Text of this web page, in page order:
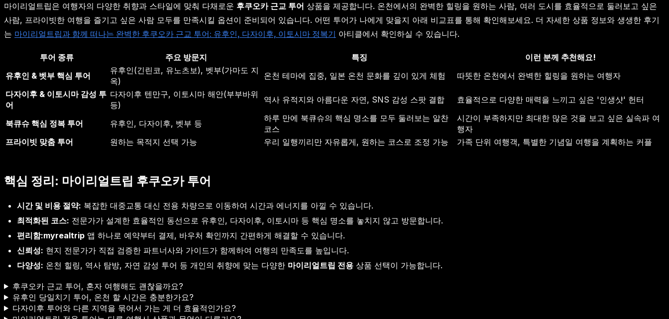
마이리얼트립은 여행자의 다양한 취향과 스타일에 맞춰 다채로운 후쿠오카 근교 투어 상품을 제공합니다. 온천에서의 완벽한 힐링을 원하는 사람, 여러 도시를 효율적으로 둘러보고 싶은
사람, 프라이빗한 여행을 즐기고 싶은 사람 모두를 만족시킬 옵션이 준비되어 있습니다. 어떤 투어가 나에게 맞을지 아래 비교표를 통해 확인해보세요. 더 자세한 상품 정보와 생생한 후기
는 마이리얼트립과 함께 떠나는 완벽한 후쿠오카 근교 투어: 유후인, 다자이후, 이토시마 정복기 아티클에서 확인하실 수 있습니다.
투어 종류 주요 방문지 특징
이런 분께 추천해요!
유후인 & 벳부 핵심 투어
유후인(긴린코, 유노츠보), 벳부(가마도 지
옥)
온천 테마에 집중, 일본 온천 문화를 깊이 있게 체험
따뜻한 온천에서 완벽한 힐링을 원하는 여행자
다자이후 & 이토시마 감성 투
어
다자이후 텐만구, 이토시마 해안(부부바위
등)
역사 유적지와 아름다운 자연, SNS 감성 스팟 결합 효율적으로 다양한 매력을 느끼고 싶은 '인생샷' 헌터
북큐슈 핵심 정복 투어 유후인, 다자이후, 벳부 등
하루 만에 북큐슈의 핵심 명소를 모두 둘러보는 알찬
코스
시간이 부족하지만 최대한 많은 것을 보고 싶은 실속파 여
행자
프라이빗 맞춤 투어
원하는 목적지 선택 가능 우리 일행끼리만 자유롭게, 원하는 코스로 조정 가능 가족 단위 여행객, 특별한 기념일 여행을 계획하는 커플
핵심 정리: 마이리얼트립 후쿠오카 투어
시간 및 비용 절약: 복잡한 대중교통 대신 전용 차량으로 이동하여 시간과 에너지를 아낄 수 있습니다.
최적화된 코스: 전문가가 설계한 효율적인 동선으로 유후인, 다자이후, 이토시마 등 핵심 명소를 놓치지 않고 방문합니다.
편리함:myrealtrip 앱 하나로 예약부터 결제, 바우처 확인까지 간편하게 해결할 수 있습니다.
신뢰성: 현지 전문가가 직접 검증한 파트너사와 가이드가 함께하여 여행의 만족도를 높입니다.
다양성: 온천 힐링, 역사 탐방, 자연 감성 투어 등 개인의 취향에 맞는 다양한 마이리얼트립 전용 상품 선택이 가능합니다.
후쿠오카 근교 투어, 혼자 여행해도 괜찮을까요?
유후인 당일치기 투어, 온천 할 시간은 충분한가요?
다자이후 투어와 다른 지역을 묶어서 가는 게 더 효율적인가요?